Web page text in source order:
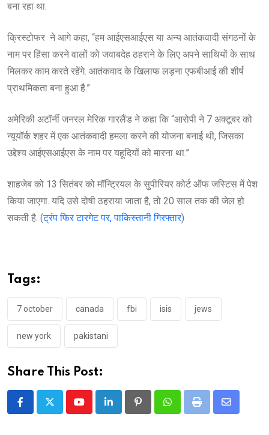
बना रहा था.
क्रिस्टोफर ने आगे कहा, “हम आईएसआईएस या अन्य आतंकवादी संगठनों के
नाम पर हिंसा करने वालों को जवाबदेह ठहराने के लिए अपने साथियों के साथ
मिलकर काम करते रहेंगे. आतंकवाद के खिलाफ लड़ना एफबीआई की शीर्ष
प्राथमिकता बना हुआ है.”
अमेरिकी अटॉर्नी जनरल मेरिक गारलैंड ने कहा कि “आरोपी ने 7 अक्टूबर को
न्यूयॉर्क शहर में एक आतंकवादी हमला करने की योजना बनाई थी, जिसका
उद्देश्य आईएसआईएस के नाम पर यहूदियों को मारना था.”
शाहजेब को 13 सितंबर को मॉन्ट्रियल के सुपीरियर कोर्ट ऑफ जस्टिस में पेश
किया जाएगा. यदि उसे दोषी ठहराया जाता है, तो 20 साल तक की जेल हो
सकती है. (ट्रंप फिर टारगेट पर, पाकिस्तानी गिरफ्तार)
Tags:
7 october canada fbi isis jews
new york pakistani
Share This Post:
YoutubeLinkedIn PinterestWhatsappPrint
Share